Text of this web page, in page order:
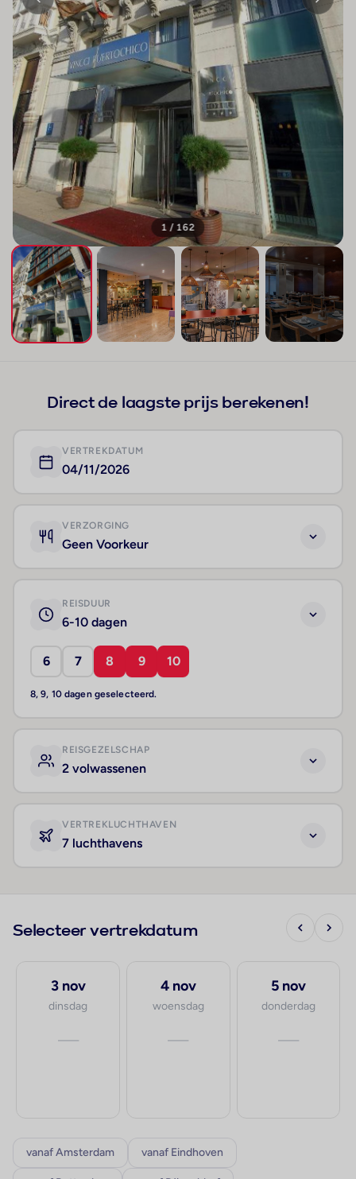
1 / 162
Direct de laagste prijs berekenen!
VERTREKDATUM
04/11/2026
VERZORGING
Geen Voorkeur
REISDUUR
6-10 dagen
6 7 8 9 10
8, 9, 10 dagen geselecteerd.
REISGEZELSCHAP
2 volwassenen
VERTREKLUCHTHAVEN
7 luchthavens
Selecteer vertrekdatum
3 nov
dinsdag
—
4 nov
woensdag
—
5 nov
donderdag
—
vanaf Amsterdam vanaf Eindhoven